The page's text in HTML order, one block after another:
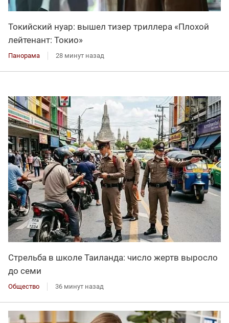
Токийский нуар: вышел тизер триллера «Плохой
лейтенант: Токио»
Панорама 28 минут назад
Стрельба в школе Таиланда: число жертв выросло
до семи
Общество 36 минут назад